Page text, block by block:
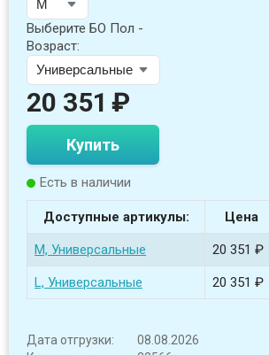
Выберите БО Пол -
Возраст:
20 351 ₽
Купить
Есть в наличии
Доступные артикулы: Цена
M, Универсальные 20 351 ₽
L, Универсальные 20 351 ₽
Дата отгрузки:
08.08.2026